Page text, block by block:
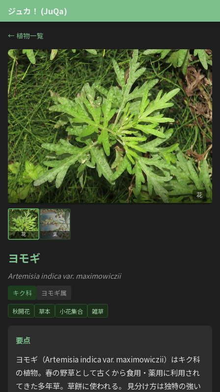
ジュカ！ (JuQa)
← 植物一覧
花
花 葉
ヨモギ
Artemisia indica var. maximowiczii
キク科 ヨモギ属
秋開花 草本 小花集合 雑草
要点
ヨモギ（Artemisia indica var. maximowiczii）はキク科
の植物。春の野草として古くから食用・薬用に利用され
てきた多年草。草餅に使われる。 見分け方は独特の強い